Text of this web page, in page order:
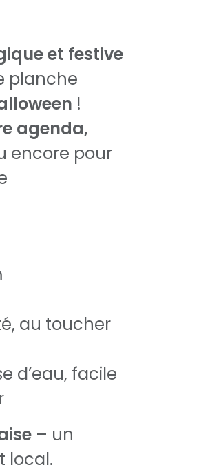
et festive
planche
!
agenda,
encore pour
au toucher
d’eau, facile
– un
local.